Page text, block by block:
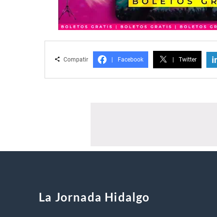
Compatir Facebook Twitter
La Jornada Hidalgo